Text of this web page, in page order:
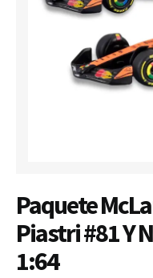
Paquete
Piastri #81 Y
1:64